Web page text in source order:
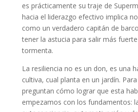
es prácticamente su traje de
hacia el liderazgo efectivo implica
como un verdadero capitán de
tener la astucia para salir más
tormenta.
La resiliencia no es un don, es una
cultiva, cual planta en un jardín.
preguntan cómo lograr que esta
empezamos con los fundamentos: